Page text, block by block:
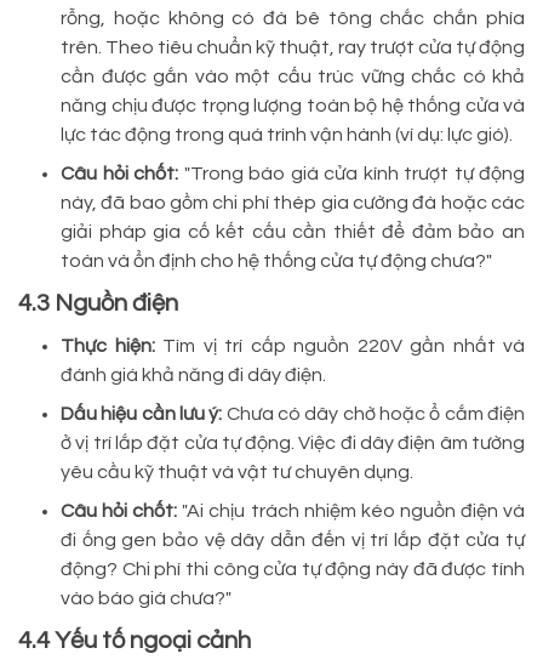
rỗng, hoặc không có đà bê tông chắc chắn phía
trên. Theo tiêu chuẩn kỹ thuật, ray trượt cửa tự động
cần được gắn vào một cấu trúc vững chắc có khả
năng chịu được trọng lượng toàn bộ hệ thống cửa và
lực tác động trong quá trình vận hành (ví dụ: lực gió).
Câu hỏi chốt: "Trong báo giá cửa kính trượt tự động
này, đã bao gồm chi phí thép gia cường đà hoặc các
giải pháp gia cố kết cấu cần thiết để đảm bảo an
toàn và ổn định cho hệ thống cửa tự động chưa?"
4.3 Nguồn điện
Thực hiện: Tìm vị trí cấp nguồn 220V gần nhất và
đánh giá khả năng đi dây điện.
Dấu hiệu cần lưu ý: Chưa có dây chờ hoặc ổ cắm điện
ở vị trí lắp đặt cửa tự động. Việc đi dây điện âm tường
yêu cầu kỹ thuật và vật tư chuyên dụng.
Câu hỏi chốt: "Ai chịu trách nhiệm kéo nguồn điện và
đi ống gen bảo vệ dây dẫn đến vị trí lắp đặt cửa tự
động? Chi phí thi công cửa tự động này đã được tính
vào báo giá chưa?"
4.4 Yếu tố ngoại cảnh